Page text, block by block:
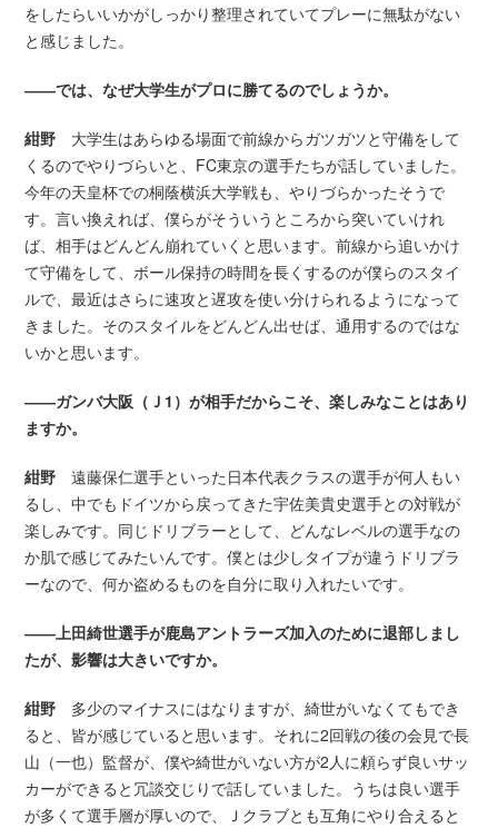
をしたらいいかがしっかり整理されていてプレーに無駄がない
と感じました。
――では、なぜ大学生がプロに勝てるのでしょうか。
紺野 大学生はあらゆる場面で前線からガツガツと守備をして
くるのでやりづらいと、FC東京の選手たちが話していました。
今年の天皇杯での桐蔭横浜大学戦も、やりづらかったそうで
す。言い換えれば、僕らがそういうところから突いていけれ
ば、相手はどんどん崩れていくと思います。前線から追いかけ
て守備をして、ボール保持の時間を長くするのが僕らのスタイ
ルで、最近はさらに速攻と遅攻を使い分けられるようになって
きました。そのスタイルをどんどん出せば、通用するのではな
いかと思います。
――ガンバ大阪（Ｊ1）が相手だからこそ、楽しみなことはあり
ますか。
紺野 遠藤保仁選手といった日本代表クラスの選手が何人もい
るし、中でもドイツから戻ってきた宇佐美貴史選手との対戦が
楽しみです。同じドリブラーとして、どんなレベルの選手なの
か肌で感じてみたいんです。僕とは少しタイプが違うドリブラ
ーなので、何か盗めるものを自分に取り入れたいです。
――上田綺世選手が鹿島アントラーズ加入のために退部しまし
たが、影響は大きいですか。
紺野 多少のマイナスにはなりますが、綺世がいなくてもでき
ると、皆が感じていると思います。それに2回戦の後の会見で長
山（一也）監督が、僕や綺世がいない方が2人に頼らず良いサッ
カーができると冗談交じりで話していました。うちは良い選手
が多くて選手層が厚いので、Ｊクラブとも互角にやり合えると